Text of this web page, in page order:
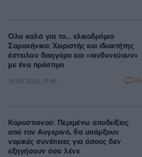
Όλα καλά για το... ελικοδρόμιο
Σαρακήνικο: Χειριστής και ιδιοκτήτης
έστειλαν δικηγόρο και «κινδυνεύουν»
με ένα πρόστιμο
10.08.2026, 11:46 66
Καρυστιανού: Περιμένω αποδείξεις
από τον Αυγερινό, θα υπάρξουν
νομικές συνέπειες για όσους δεν
εξηγήσουν όσα λένε